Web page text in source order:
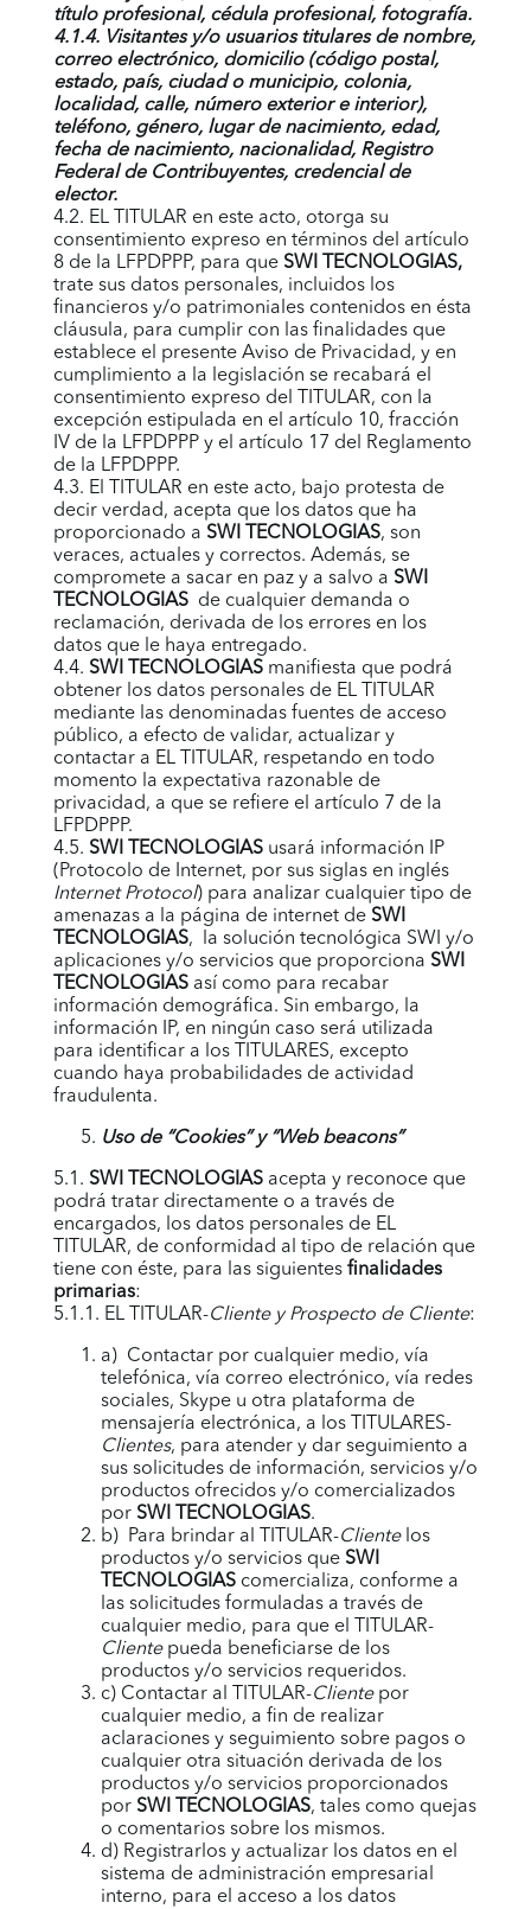
título profesional, cédula profesional, fotografía.
4.1.4. Visitantes y/o usuarios titulares de nombre,
correo electrónico, domicilio (código postal,
estado, país, ciudad o municipio, colonia,
localidad, calle, número exterior e interior),
teléfono, género, lugar de nacimiento, edad,
fecha de nacimiento, nacionalidad, Registro
Federal de Contribuyentes, credencial de
elector.
4.2. EL TITULAR en este acto, otorga su
consentimiento expreso en términos del artículo
8 de la LFPDPPP, para que SWI TECNOLOGIAS,
trate sus datos personales, incluidos los
financieros y/o patrimoniales contenidos en ésta
cláusula, para cumplir con las finalidades que
establece el presente Aviso de Privacidad, y en
cumplimiento a la legislación se recabará el
consentimiento expreso del TITULAR, con la
excepción estipulada en el artículo 10, fracción
IV de la LFPDPPP y el artículo 17 del Reglamento
de la LFPDPPP.
4.3. El TITULAR en este acto, bajo protesta de
decir verdad, acepta que los datos que ha
proporcionado a SWI TECNOLOGIAS, son
veraces, actuales y correctos. Además, se
compromete a sacar en paz y a salvo a SWI
TECNOLOGIAS de cualquier demanda o
reclamación, derivada de los errores en los
datos que le haya entregado.
4.4. SWI TECNOLOGIAS manifiesta que podrá
obtener los datos personales de EL TITULAR
mediante las denominadas fuentes de acceso
público, a efecto de validar, actualizar y
contactar a EL TITULAR, respetando en todo
momento la expectativa razonable de
privacidad, a que se refiere el artículo 7 de la
LFPDPPP.
4.5. SWI TECNOLOGIASusará información IP
(Protocolo de Internet, por sus siglas en inglés
Internet Protocol) para analizar cualquier tipo de
amenazas a la página de internet de SWI
TECNOLOGIAS, la solución tecnológica SWI y/o
aplicaciones y/o servicios que proporciona SWI
TECNOLOGIAS así como para recabar
información demográfica. Sin embargo, la
información IP, en ningún caso será utilizada
para identificar a los TITULARES, excepto
cuando haya probabilidades de actividad
fraudulenta.
Uso de “Cookies” y “Web beacons”
5.1. SWI TECNOLOGIASacepta y reconoce que
podrá tratar directamente o a través de
encargados, los datos personales de EL
TITULAR, de conformidad al tipo de relación que
tiene con éste, para las siguientes finalidades
primarias:
5.1.1. EL TITULAR-Cliente y Prospecto de Cliente:
a) Contactar por cualquier medio, vía
telefónica, vía correo electrónico, vía redes
sociales, Skype u otra plataforma de
mensajería electrónica, a los TITULARES-
Clientes, para atender y dar seguimiento a
sus solicitudes de información, servicios y/o
productos ofrecidos y/o comercializados
por SWI TECNOLOGIAS.
b) Para brindar al TITULAR-Clientelos
productos y/o servicios que SWI
TECNOLOGIAScomercializa, conforme a
las solicitudes formuladas a través de
cualquier medio, para que el TITULAR-
Cliente pueda beneficiarse de los
productos y/o servicios requeridos.
c) Contactar al TITULAR-Clientepor
cualquier medio, a fin de realizar
aclaraciones y seguimiento sobre pagos o
cualquier otra situación derivada de los
productos y/o servicios proporcionados
por SWI TECNOLOGIAS, tales como quejas
o comentarios sobre los mismos.
d) Registrarlos y actualizar los datos en el
sistema de administración empresarial
interno, para el acceso a los datos